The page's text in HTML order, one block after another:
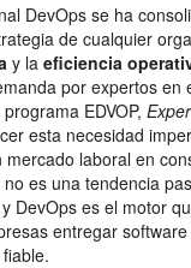
DevOps se ha
de cualquier
y la eficiencia
por expertos en
EDVOP,
esta necesidad
laboral en
es una tendencia
DevOps es el motor
entregar